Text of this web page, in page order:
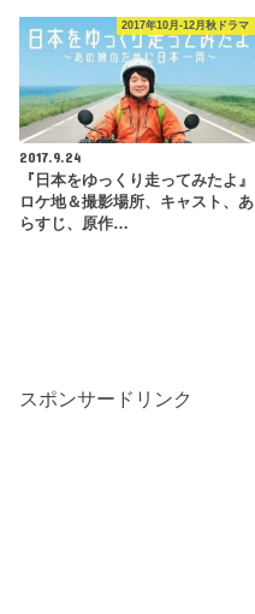
2017年10月-12月秋ドラマ
2017.9.24
『日本をゆっくり走ってみたよ』
ロケ地＆撮影場所、キャスト、あ
らすじ、原作…
スポンサードリンク